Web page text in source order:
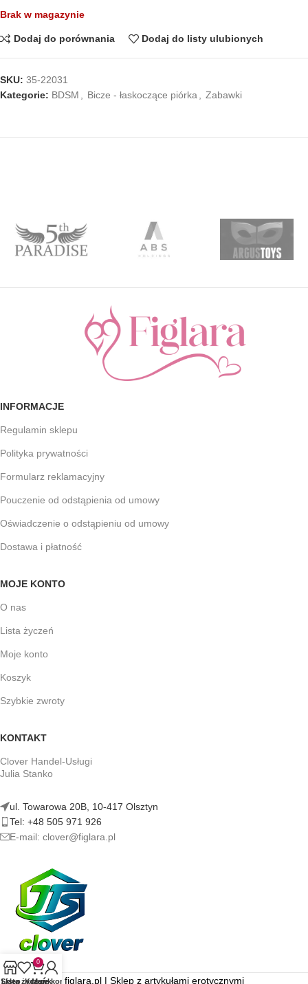
Brak w magazynie
Dodaj do porównania Dodaj do listy ulubionych
SKU: 35-22031
Kategorie: BDSM Bicze - łaskoczące piórka Zabawki
INFORMACJE
Regulamin sklepu
Polityka prywatności
Formularz reklamacyjny
Pouczenie od odstąpienia od umowy
Oświadczenie o odstąpieniu od umowy
Dostawa i płatność
MOJE KONTO
O nas
Lista życzeń
Moje konto
Koszyk
Szybkie zwroty
KONTAKT
Clover Handel-Usługi
Julia Stanko
ul. Towarowa 20B, 10-417 Olsztyn
Tel: +48 505 971 926
E-mail: clover@figlara.pl
figlara.pl | Sklep z artykułami erotycznymi
Sklep
Lista życzeń
0
Koszyk
Moje konto